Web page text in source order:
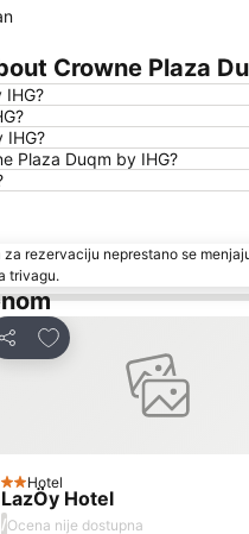
Crowne Plaza
IHG?
Plaza Duqm by IHG?
rezervaciju neprestano se
trivagu.
Deli
Dodati u favorite
2 Zvezdice
Hotel
LazÖy Hotel
/Ocena nije dostupna